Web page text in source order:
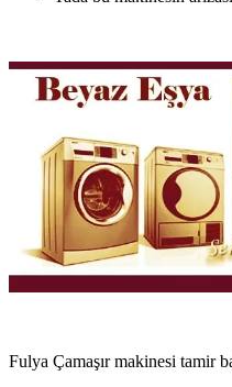
Fulya Çamaşır makinesi tamir